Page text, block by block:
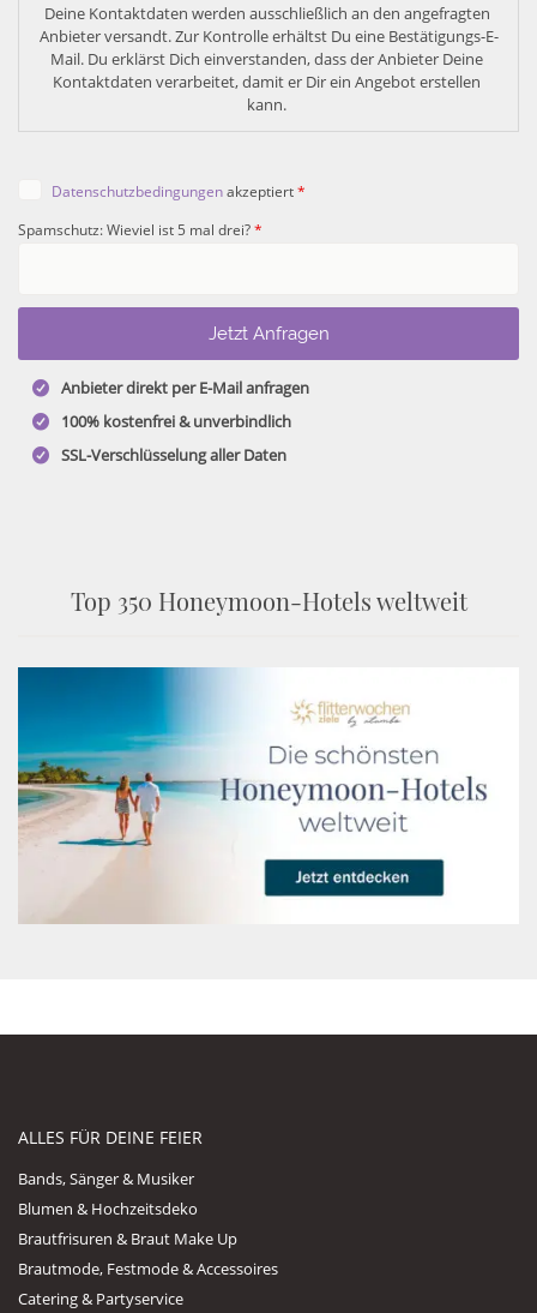
Deine Kontaktdaten werden ausschließlich an den angefragten
Anbieter versandt. Zur Kontrolle erhältst Du eine Bestätigungs-E-
Mail. Du erklärst Dich einverstanden, dass der Anbieter Deine
Kontaktdaten verarbeitet, damit er Dir ein Angebot erstellen
kann.
Datenschutzbedingungenakzeptiert*
Spamschutz: Wieviel ist 5 mal drei?*
Anbieter direkt per E-Mail anfragen
100% kostenfrei & unverbindlich
SSL-Verschlüsselung aller Daten
Top 350 Honeymoon-Hotels weltweit
ALLES FÜR DEINE FEIER
Bands, Sänger & Musiker
Blumen & Hochzeitsdeko
Brautfrisuren & Braut Make Up
Brautmode, Festmode & Accessoires
Catering & Partyservice